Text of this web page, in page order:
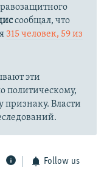
сообщал, что
315 человек, 59 из
эти
политическому,
Власти
Follow us